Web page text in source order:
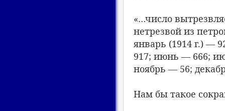
«…число
нетрезвой из
январь (1914 г.) —
917; июнь — 666;
ноябрь — 56;
Нам бы такое